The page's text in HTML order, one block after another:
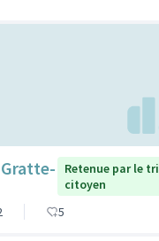
Retenue par le tri
citoyen
5